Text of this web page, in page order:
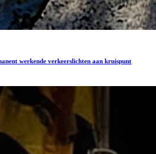
werkende verkeerslichten aan kruispunt